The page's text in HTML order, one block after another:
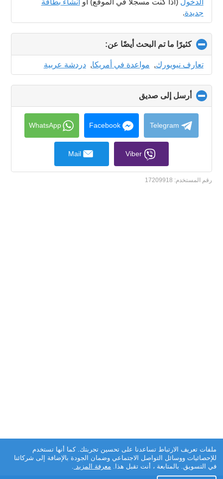
الدخول (اذا كنت مسجلا في الموقع) او انشاء بطاقة
جديدة.
كثيرًا ما تم البحث أيضًا عن:
to
collapse
contents
تعارف نيويورك, مواعدة في أمريكا,دردشة عربية
أرسل إلى صديق
to
collapse
contents
Telegram
Facebook
WhatsApp
Viber
Mail
رقم المستخدم: 17209918
ملفات تعريف الارتباط تساعدنا على تحسين تجربتك. كما أنها تستخدم
للإحصائيات ووسائل التواصل الاجتماعي وضمان الجودة بالإضافة إلى شركائنا
في التسويق. بالمتابعة ، أنت تقبل هذا. معرفة المزيد .